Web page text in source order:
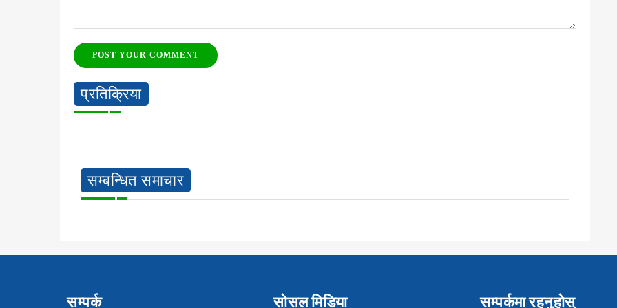
POST YOUR COMMENT
प्रतिक्रिया
सम्बन्धित समाचार
सम्पर्क सोसल मिडिया सम्पर्कमा रहनुहोस्